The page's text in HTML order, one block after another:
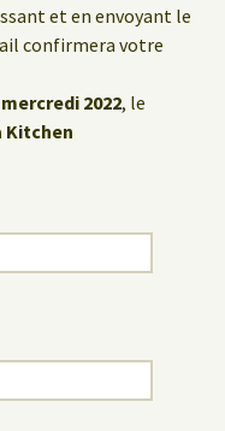
et en envoyant le
confirmera votre
2022, le
Kitchen